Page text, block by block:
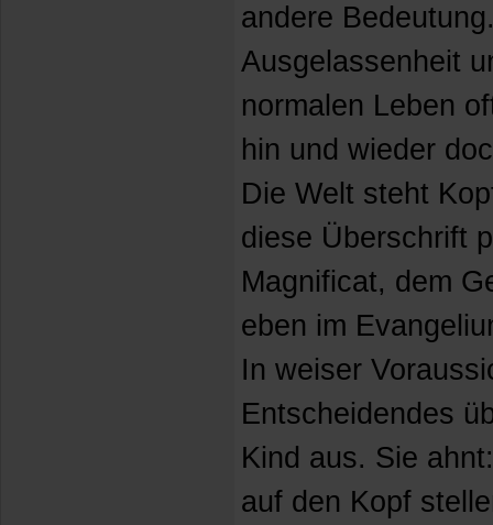
andere
Ausgelassenheit
normalen Leben
hin und wieder
Die Welt steht
diese Überschrift
Magnificat, dem
eben im
In weiser
Entscheidendes
Kind aus. Sie
auf den Kopf